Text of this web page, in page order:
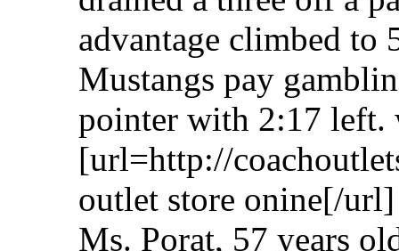
advantage climbed to
Mustangs pay
pointer with 2:17 left.
[url=http://
outlet store onine[/url]
Ms. Porat, 57 years